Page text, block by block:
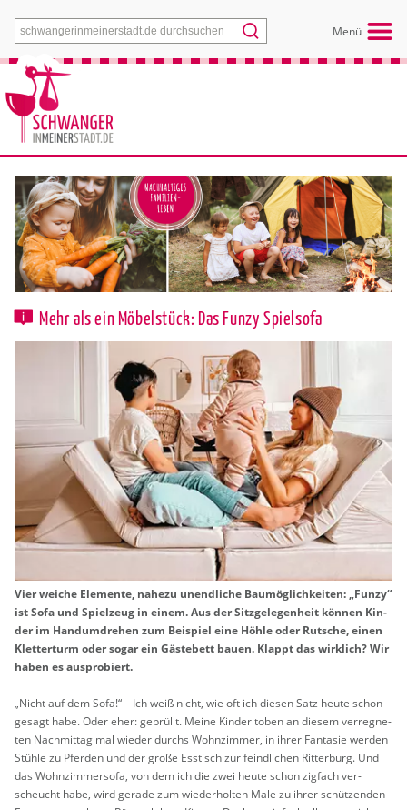
Menü
Mehr als ein Möbelstück: Das Funzy Spielsofa
Vier wei­che Ele­men­te, na­he­zu un­end­li­che Bau­mög­lich­kei­ten: „Funzy“
ist Sofa und Spiel­zeug in einem. Aus der Sitz­ge­le­gen­heit kön­nen Kin­
der im Hand­um­dre­hen zum Bei­spiel eine Höhle oder Rut­sche, einen
Klet­ter­turm oder sogar ein Gäs­te­bett bauen. Klappt das wirk­lich? Wir
haben es aus­pro­biert.
„Nicht auf dem Sofa!“ – Ich weiß nicht, wie oft ich die­sen Satz heute schon
ge­sagt habe. Oder eher: ge­brüllt. Meine Kin­der toben an die­sem ver­reg­ne­
ten Nach­mit­tag mal wie­der durchs Wohn­zim­mer, in ihrer Fan­ta­sie wer­den
Stüh­le zu Pfer­den und der große Ess­tisch zur feind­li­chen Rit­ter­burg. Und
das Wohn­zim­mer­so­fa, von dem ich die zwei heute schon zig­fach ver­
scheucht habe, wird ge­ra­de zum wie­der­hol­ten Male zu ihrer schüt­zen­den